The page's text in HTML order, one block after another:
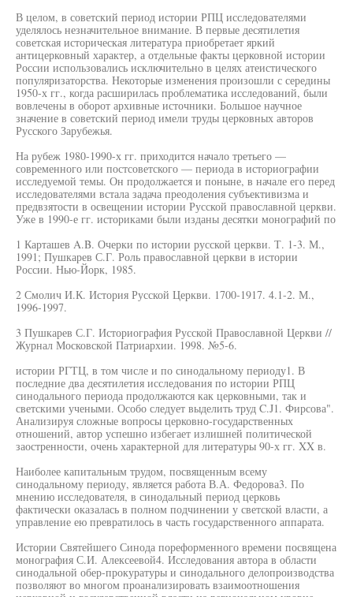
В целом, в советский период истории РПЦ исследователями
уделялось незначительное внимание. В первые десятилетия
советская историческая литература приобретает яркий
антицерковный характер, а отдельные факты церковной истории
России использовались исключительно в целях атеистического
популяризаторства. Некоторые изменения произошли с середины
1950-х гг., когда расширилась проблематика исследований, были
вовлечены в оборот архивные источники. Большое научное
значение в советский период имели труды церковных авторов
Русского Зарубежья.
На рубеж 1980-1990-х гг. приходится начало третьего —
современного или постсоветского — периода в историографии
исследуемой темы. Он продолжается и поныне, в начале его перед
исследователями встала задача преодоления субъективизма и
предвзятости в освещении истории Русской православной церкви.
Уже в 1990-е гг. историками были изданы десятки монографий по
1 Карташев A.B. Очерки по истории русской церкви. Т. 1-3. М.,
1991; Пушкарев С.Г. Роль православной церкви в истории
России. Нью-Йорк, 1985.
2 Смолич И.К. История Русской Церкви. 1700-1917. 4.1-2. М.,
1996-1997.
3 Пушкарев С.Г. Историография Русской Православной Церкви //
Журнал Московской Патриархии. 1998. №5-6.
истории РГТЦ, в том числе и по синодальному периоду1. В
последние два десятилетия исследования по истории РПЦ
синодального периода продолжаются как церковными, так и
светскими учеными. Особо следует выделить труд C.J1. Фирсова".
Анализируя сложные вопросы церковно-государственных
отношений, автор успешно избегает излишней политической
заостренности, очень характерной для литературы 90-х гг. XX в.
Наиболее капитальным трудом, посвященным всему
синодальному периоду, является работа В.А. Федорова3. По
мнению исследователя, в синодальный период церковь
фактически оказалась в полном подчинении у светской власти, а
управление ею превратилось в часть государственного аппарата.
Истории Святейшего Синода пореформенного времени посвящена
монография С.И. Алексеевой4. Исследования автора в области
синодальной обер-прокуратуры и синодального делопроизводства
позволяют во многом проанализировать взаимоотношения